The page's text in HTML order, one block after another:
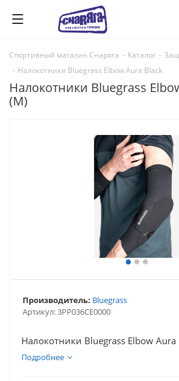
Спортивный магазин Снаряга - Каталог -
- Налокотники Bluegrass Elbow Aura Black
Налокотники Bluegrass
(M)
Артикул:3PP036CE0000
Производитель: Bluegrass
Налокотники Bluegrass Elbow Aura
Подробнее